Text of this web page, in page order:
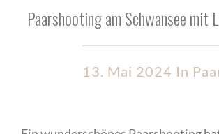
Paarshooting am Schwansee mit
13. Mai 2024 In